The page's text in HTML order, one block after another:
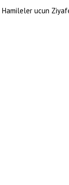
Hamileler ucun